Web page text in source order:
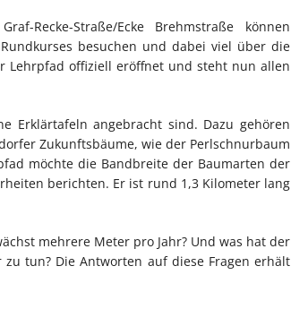
Recke-Straße/Ecke Brehmstraße können
besuchen und dabei viel über die
Lehrpfad offiziell eröffnet und steht nun allen
Erklärtafeln angebracht sind. Dazu gehören
Zukunftsbäume, wie der Perlschnurbaum
möchte die Bandbreite der Baumarten der
berichten. Er ist rund 1,3 Kilometer lang
mehrere Meter pro Jahr? Und was hat der
tun? Die Antworten auf diese Fragen erhält